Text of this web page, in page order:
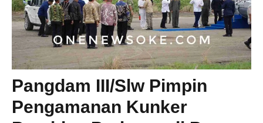
Pangdam III/Slw Pimpin
Pengamanan Kunker